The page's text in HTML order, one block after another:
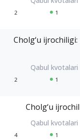
2 1
Cholg‘u
2 1
Cholg‘u
4 1